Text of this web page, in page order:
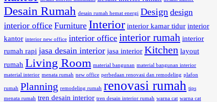
Desain Rumah desain rumah hemat energi Design design
interior office Furniture Interior interior kamar tidur interior
kantor interior new office interior office interior rumah interior
rumah rapi jasa desain interior jasa interior Kitchen layout
rumah Living Room material bangunan material bangunan interior
material interior menata rumah new office perbedaan renovasi dan remodeling plafon
rumah Planning remodeling rumah renovasi rumah tips
menata rumah tren desain interior tren desain interior rumah warna cat warna cat